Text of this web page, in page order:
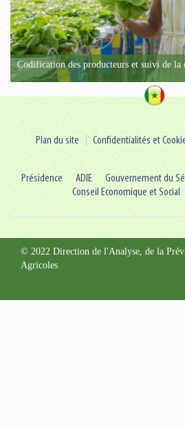
Codification des producteurs et suivi de
Plan du site Confidentialités et
Présidence ADIE Gouvernement du
Conseil Economique et Social
© 2022 Direction de l'Analyse, de la
Agricoles